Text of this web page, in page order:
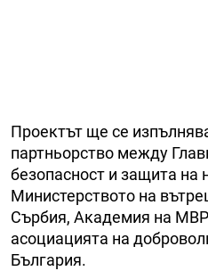
Проектът ще се
партньорство между
безопасност и защита на
Министерството на
Сърбия, Академия на
асоциацията на
България.